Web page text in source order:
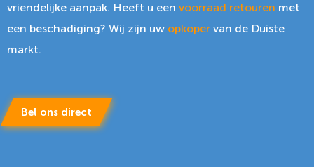
vriendelijke aanpak. Heeft u een voorraad retouren met
een beschadiging? Wij zijn uw opkoper van de Duiste
markt.
Bel ons direct